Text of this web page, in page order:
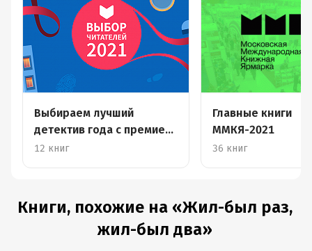
Выбираем лучший
детектив года с премией
LiveLib
12 книг
Главные книги
ММКЯ-2021
36 книг
Книги, похожие на «Жил-был раз,
жил-был два»